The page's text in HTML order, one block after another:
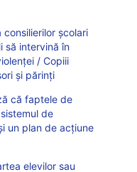
consilierilor școlari
să intervină în
/ Copiii
și părinți
că faptele de
de
un plan de acțiune
elevilor sau